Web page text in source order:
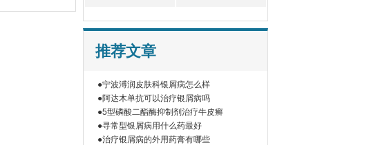
推荐文章
●宁波溥润皮肤科银屑病怎么样
●阿达木单抗可以治疗银屑病吗
●5型磷酸二酯酶抑制剂治疗牛皮癣
●寻常型银屑病用什么药最好
●治疗银屑病的外用药膏有哪些